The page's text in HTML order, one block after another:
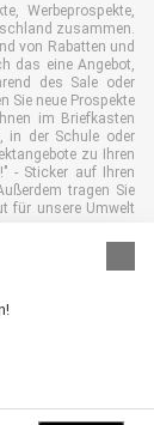
Werbeprospekte,
zusammen.
von Rabatten und
das eine Angebot,
des Sale oder
Sie neue Prospekte
im Briefkasten
in der Schule oder
zu Ihren
- Sticker auf Ihren
tragen Sie
für unsere Umwelt